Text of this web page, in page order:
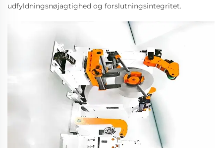
udfyldningsnøjagtighed og forslutningsintegritet.